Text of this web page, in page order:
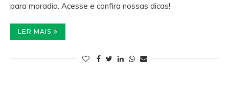
para moradia. Acesse e confira nossas dicas!
LER MAIS